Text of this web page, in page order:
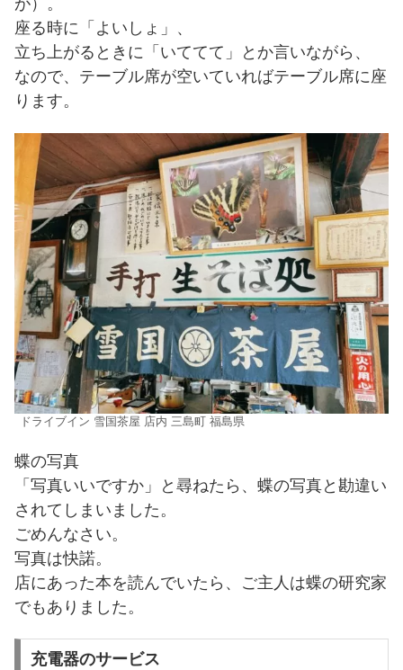
が）。
座る時に「よいしょ」、
立ち上がるときに「いててて」とか言いながら、
なので、テーブル席が空いていればテーブル席に座
ります。
ドライブイン 雪国茶屋 店内 三島町 福島県
蝶の写真
「写真いいですか」と尋ねたら、蝶の写真と勘違い
されてしまいました。
ごめんなさい。
写真は快諾。
店にあった本を読んでいたら、ご主人は蝶の研究家
でもありました。
充電器のサービス